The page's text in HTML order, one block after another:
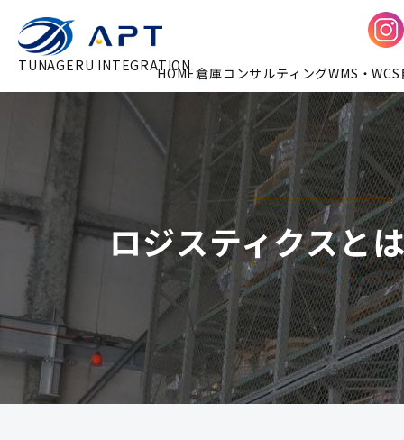
TUNAGERU INTEGRATION
HOME倉庫コンサルティングWMS・WCS
ロジスティクスと